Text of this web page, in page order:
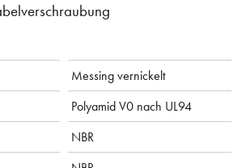
Messing vernickelt
Polyamid V0 nach UL94
NBR